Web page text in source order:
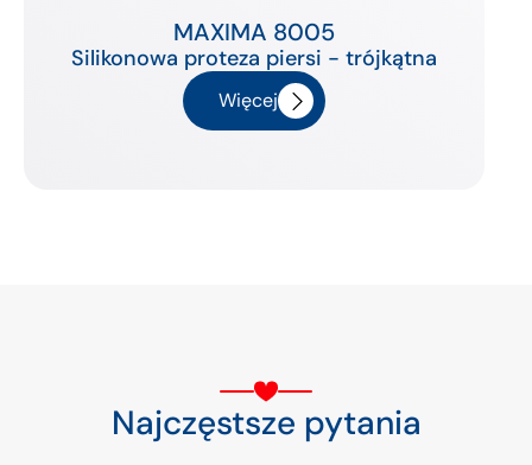
MAXIMA 8005
Silikonowa proteza piersi - trójkątna
Więcej
Najczęstsze pytania